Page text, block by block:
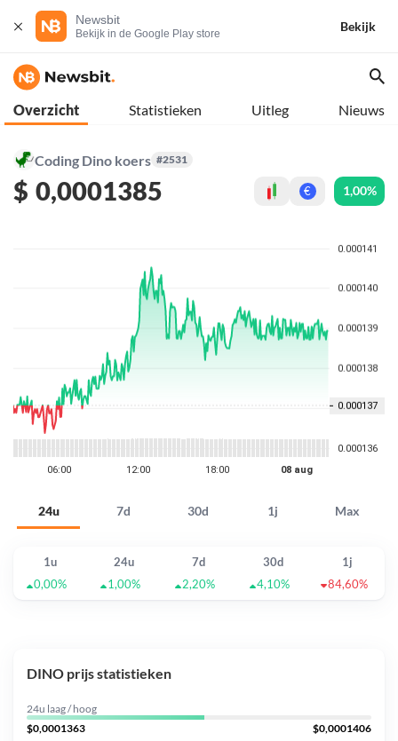
Newsbit
Bekijk in de Google Play store
Bekijk
Overzicht Statistieken Uitleg Nieuws
Coding Dino koers #2531
$ 0,0001385 € 1,00%
24u 7d 30d 1j Max
1u 24u 7d 30d
1j
0,00%
1,00% 2,20% 4,10% 84,60%
DINO prijs statistieken
24u laag / hoog
$0,0001363
$0,0001406